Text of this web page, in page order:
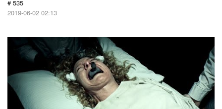
# 535
2019-06-02 02:13